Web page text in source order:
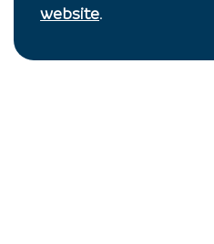
website.